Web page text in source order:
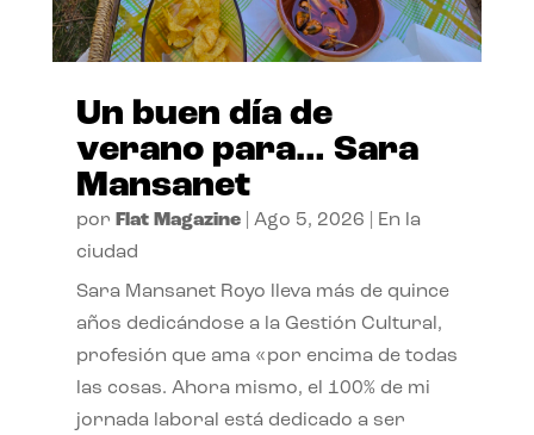
Un buen día de
verano para… Sara
Mansanet
por Flat Magazine| Ago 5, 2026
En la
ciudad
Sara Mansanet Royo lleva más de quince
años dedicándose a la Gestión Cultural,
profesión que ama «por encima de todas
las cosas. Ahora mismo, el 100% de mi
jornada laboral está dedicado a ser